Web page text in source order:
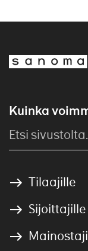
Kuinka
Tilaajille
Sijoittajille